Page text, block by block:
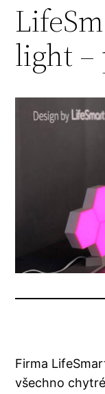
light –
Firma
všechno